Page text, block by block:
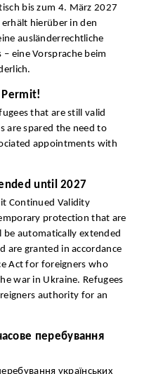
bis zum 4. März 2027
hierüber in den
ausländerrechtliche
eine Vorsprache beim
Permit!
that are still valid
are spared the need to
appointments with
until 2027
Continued Validity
protection that are
automatically extended
are granted in accordance
Act for foreigners who
war in Ukraine. Refugees
authority for an
перебування
українських